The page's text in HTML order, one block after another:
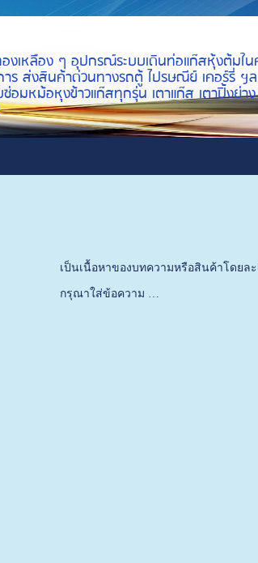
หลือง ๆ อุปกรณ์ระบบเดินท่อแก๊สหุ้งต้มใน
ร ส่งสินค้าด่วนทางรถตู้ ไปรษณีย์ เคอร์รี่
อมหม้อหุงข้าวแก๊สทุกรุ่น เตาแก๊ส เตาปิ้งย่
เป็นเนื้อหาของบทความหรือสินค้าโดยละ
กรุณาใส่ข้อความ …